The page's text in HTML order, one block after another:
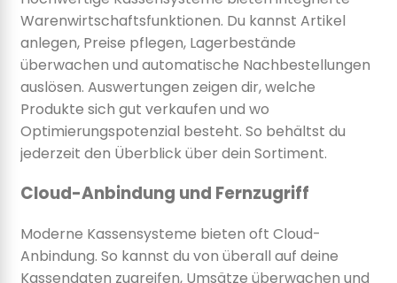
Warenwirtschaftsfunktionen. Du kannst Artikel
anlegen, Preise pflegen, Lagerbestände
überwachen und automatische Nachbestellungen
auslösen. Auswertungen zeigen dir, welche
Produkte sich gut verkaufen und wo
Optimierungspotenzial besteht. So behältst du
jederzeit den Überblick über dein Sortiment.
Cloud-Anbindung und Fernzugriff
Moderne Kassensysteme bieten oft Cloud-
Anbindung. So kannst du von überall auf deine
Kassendaten zugreifen, Umsätze überwachen und